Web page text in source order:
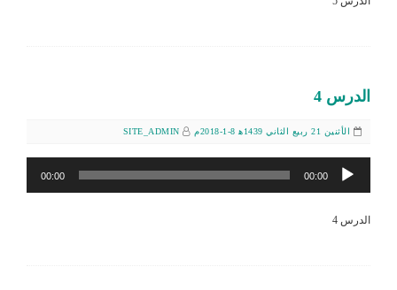
الدرس 4
الأثنين 21 ربيع الثاني 1439ﻫ 8-1-2018م SITE_ADMIN
مشغل
الصوت
00:00
00:00
الدرس 4